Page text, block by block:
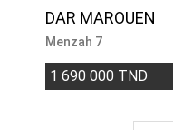
DAR MAROUEN
Menzah 7
1 690 000 TND